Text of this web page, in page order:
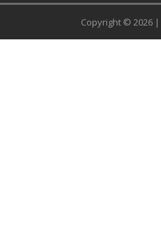
Copyright © 2026 |